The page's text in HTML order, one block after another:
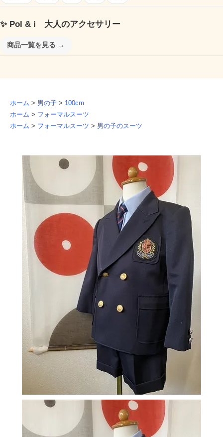
✨ Pol & i 大人のアクセサリー
商品一覧を見る →
ホーム > 男の子 > 100cm
ホーム > フォーマルスーツ
ホーム > フォーマルスーツ > 男の子のスーツ